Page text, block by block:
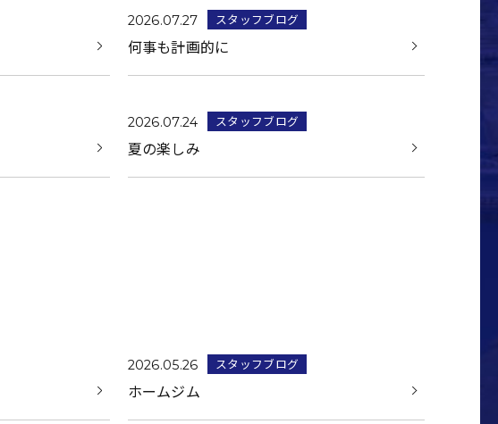
2026.07.27 スタッフブログ
何事も計画的に
2026.07.24 スタッフブログ
夏の楽しみ
2026.05.26 スタッフブログ
ホームジム